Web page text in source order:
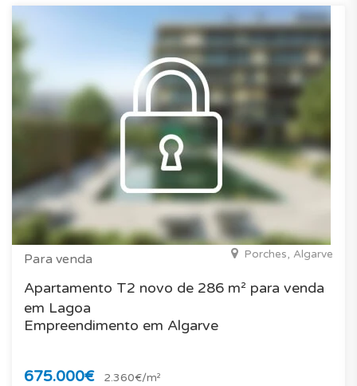
Para venda Porches, Algarve
Apartamento T2 novo de 286 m² para venda
em Lagoa
Empreendimento em Algarve
675.000€ 2.360€/m²